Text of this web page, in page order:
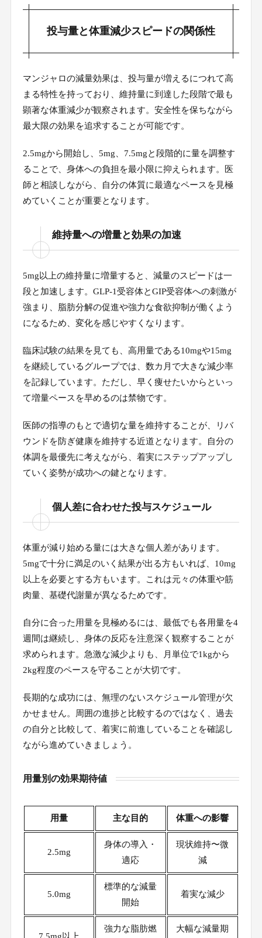
投与量と体重減少スピードの関係性
マンジャロの減量効果は、投与量が増えるにつれて高
まる特性を持っており、維持量に到達した段階で最も
顕著な体重減少が観察されます。安全性を保ちながら
最大限の効果を追求することが可能です。
2.5mgから開始し、5mg、7.5mgと段階的に量を調整す
ることで、身体への負担を最小限に抑えられます。医
師と相談しながら、自分の体質に最適なペースを見極
めていくことが重要となります。
維持量への増量と効果の加速
5mg以上の維持量に増量すると、減量のスピードは一
段と加速します。GLP-1受容体とGIP受容体への刺激が
強まり、脂肪分解の促進や強力な食欲抑制が働くよう
になるため、変化を感じやすくなります。
臨床試験の結果を見ても、高用量である10mgや15mg
を継続しているグループでは、数カ月で大きな減少率
を記録しています。ただし、早く痩せたいからといっ
て増量ペースを早めるのは禁物です。
医師の指導のもとで適切な量を維持することが、リバ
ウンドを防ぎ健康を維持する近道となります。自分の
体調を最優先に考えながら、着実にステップアップし
ていく姿勢が成功への鍵となります。
個人差に合わせた投与スケジュール
体重が減り始める量には大きな個人差があります。
5mgで十分に満足のいく結果が出る方もいれば、10mg
以上を必要とする方もいます。これは元々の体重や筋
肉量、基礎代謝量が異なるためです。
自分に合った用量を見極めるには、最低でも各用量を4
週間は継続し、身体の反応を注意深く観察することが
求められます。急激な減少よりも、月単位で1kgから
2kg程度のペースを守ることが大切です。
長期的な成功には、無理のないスケジュール管理が欠
かせません。周囲の進捗と比較するのではなく、過去
の自分と比較して、着実に前進していることを確認し
ながら進めていきましょう。
用量別の効果期待値
用量 主な目的 体重への影響
2.5mg
身体の導入・
適応
現状維持〜微
減
5.0mg
標準的な減量
開始
着実な減少
強力な脂肪燃
大幅な減量期